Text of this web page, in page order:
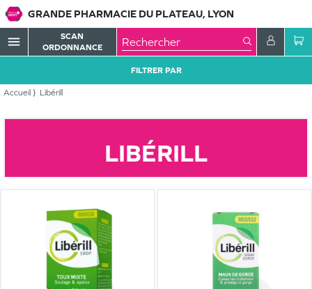
GRANDE PHARMACIE DU PLATEAU, LYON
menu
SCAN
ORDONNANCE
Accueil Libérill
FILTRER PAR
LIBÉRILL